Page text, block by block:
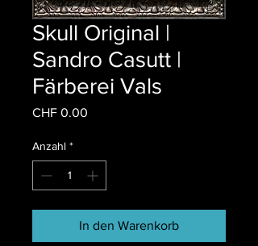
Skull Original |
Sandro Casutt |
Färberei Vals
CHF 0.00
Anzahl *
In den Warenkorb